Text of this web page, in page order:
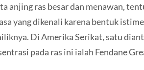
anjing ras besar dan menawan,
yang dikenali karena bentuk
Di Amerika Serikat, satu
pada ras ini ialah Fendane